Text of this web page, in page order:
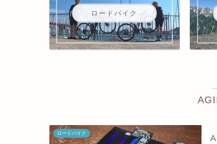
ロードバイク
ロードバイク